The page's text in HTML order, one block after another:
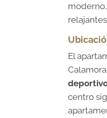
El
centro